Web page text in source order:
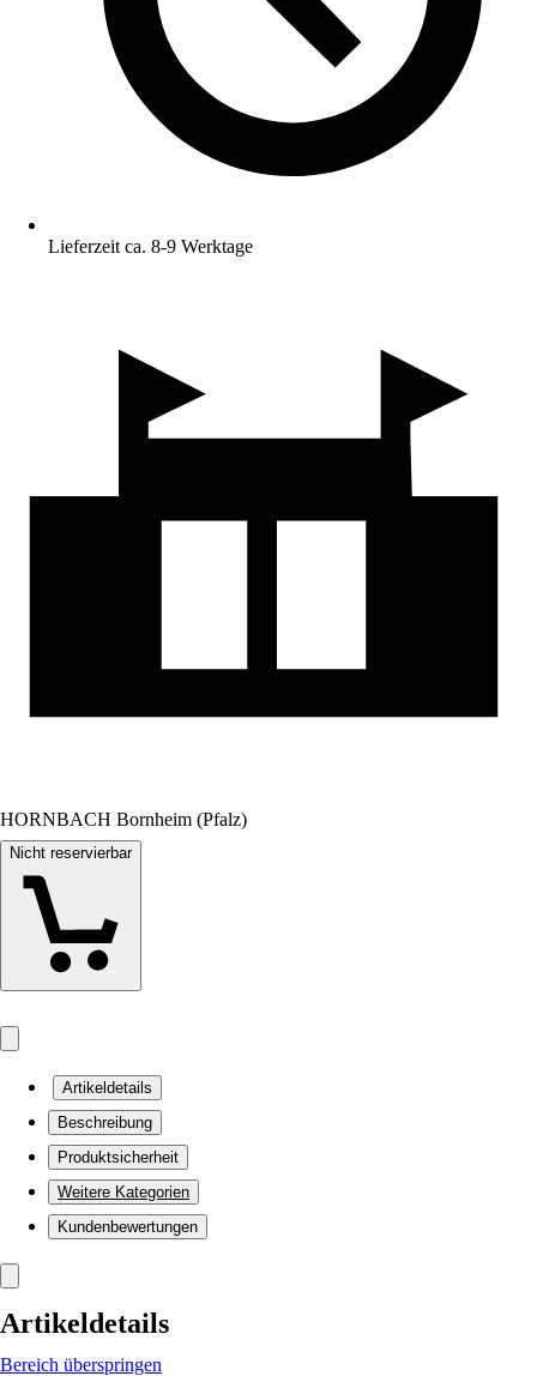
Lieferzeit ca. 8-9 Werktage
HORNBACH Bornheim (Pfalz)
Nicht reservierbar
Artikeldetails
Beschreibung
Produktsicherheit
Weitere Kategorien
Kundenbewertungen
Artikeldetails
Bereich überspringen